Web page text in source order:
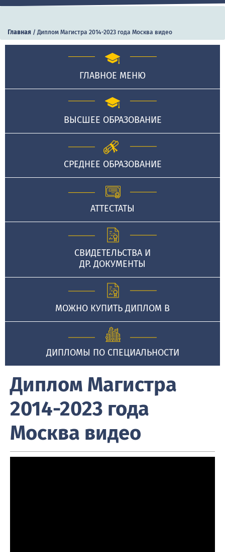
Главная /Диплом Магистра 2014-2023 года Москва видео
ГЛАВНОЕ МЕНЮ
ВЫСШЕЕ ОБРАЗОВАНИЕ
СРЕДНЕЕ ОБРАЗОВАНИЕ
АТТЕСТАТЫ
СВИДЕТЕЛЬСТВА И
ДР. ДОКУМЕНТЫ
МОЖНО КУПИТЬ ДИПЛОМ В
ДИПЛОМЫ ПО СПЕЦИАЛЬНОСТИ
Диплом Магистра
2014-2023 года
Москва видео